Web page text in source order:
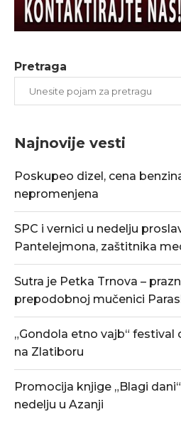
Pretraga
Najnovije vesti
Poskupeo dizel, cena
nepromenjena
SPC i vernici u nedelju
Pantelejmona, zaštitnika
Sutra je Petka Trnova –
prepodobnoj mučenici
„Gondola etno vajb“ festival
na Zlatiboru
Promocija knjige „Blagi
nedelju u Azanji